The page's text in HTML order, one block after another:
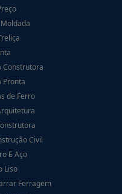
Construtora
Pronta
de Ferro
Civil
E Aço
Liso
Ferragem